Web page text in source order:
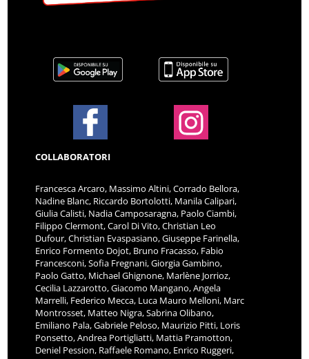
COLLABORATORI
Francesca Arcaro, Massimo Altini, Corrado Bellora,
Nadine Blanc, Riccardo Bortolotti, Manila Calipari,
Giulia Calisti, Nadia Camposaragna, Paolo Ciambi,
Filippo Clermont, Carol Di Vito, Christian Leo
Dufour, Christian Evaspasiano, Giuseppe Farinella,
Enrico Formento Dojot, Bruno Fracasso, Fabio
Francesconi, Sofia Fregnani, Giorgia Gambino,
Paolo Gatto, Michael Ghignone, Marlène Jorrioz,
Cecilia Lazzarotto, Giacomo Mangano, Angela
Marrelli, Federico Mecca, Luca Mauro Melloni, Marc
Montrosset, Matteo Nigra, Sabrina Olibano,
Emiliano Pala, Gabriele Peloso, Maurizio Pitti, Loris
Ponsetto, Andrea Portigliatti, Mattia Pramotton,
Deniel Pession, Raffaele Romano, Enrico Ruggeri,